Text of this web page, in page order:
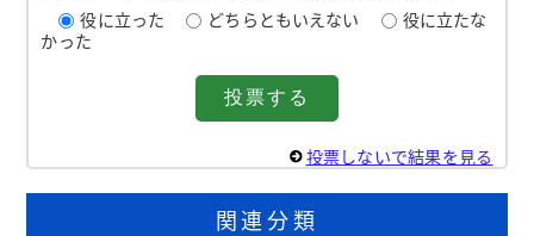
役に立った
どちらともいえない
役に立たな
かった
投票しないで結果を見る
関連分類